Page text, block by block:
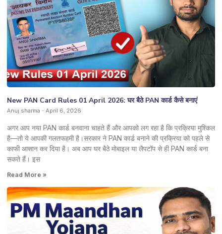
New PAN Card Rules 01 April 2026: घर बैठे PAN कार्ड कैसे बनाएं
Anuj sharma April 6, 2026
अगर आप नया PAN कार्ड बनवाना चाहते हैं और आपको लग रहा है कि प्रक्रिया मुश्किल
है—तो ये आपकी गलतफहमी है।सरकार ने PAN कार्ड बनाने की प्रक्रिया को पहले से
काफी आसान कर दिया है। अब आप घर बैठे मोबाइल या लैपटॉप से ही PAN कार्ड बना
सकते हैं। इस
Read More »